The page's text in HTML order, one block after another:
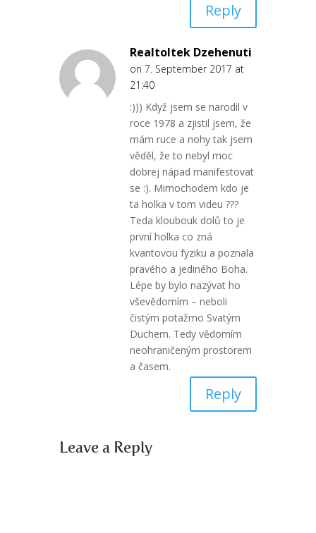
Reply
Realtoltek Dzehenuti
on 7. September 2017 at
21:40
:))) Když jsem se narodil v
roce 1978 a zjistil jsem, že
mám ruce a nohy tak jsem
věděl, že to nebyl moc
dobrej nápad manifestovat
se :). Mimochodem kdo je
ta holka v tom videu ???
Teda kloubouk dolů to je
první holka co zná
kvantovou fyziku a poznala
pravého a jediného Boha.
Lépe by bylo nazývat ho
vševědomím – neboli
čistým potažmo Svatým
Duchem. Tedy vědomím
neohraničeným prostorem
a časem.
Reply
Leave a Reply